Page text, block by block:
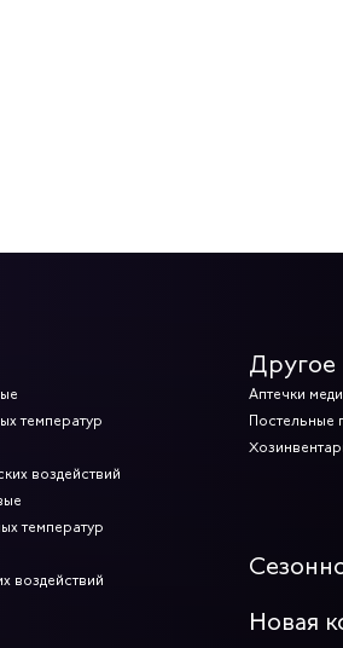
температур
воздействий
температур
воздействий
Другое
Аптечки
Постельные
Новая